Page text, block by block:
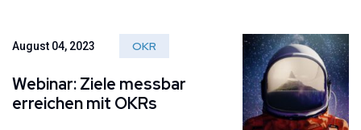
August 04, 2023 OKR
Webinar: Ziele messbar
erreichen mit OKRs